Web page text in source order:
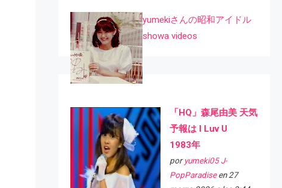
yumekiさんの昭和アイドル
showa videos
「HQ」森尾由美 天気
予報は I Luv U
1983年
por yumeki05 J-
PopParadiseen 27